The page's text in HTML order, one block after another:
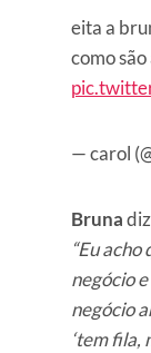
eita a
como
— carol
Bruna
“Eu
negócio
negócio
‘tem